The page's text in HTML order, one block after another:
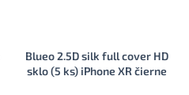
Blueo 2.5D silk full cover HD
sklo (5 ks) iPhone XR čierne